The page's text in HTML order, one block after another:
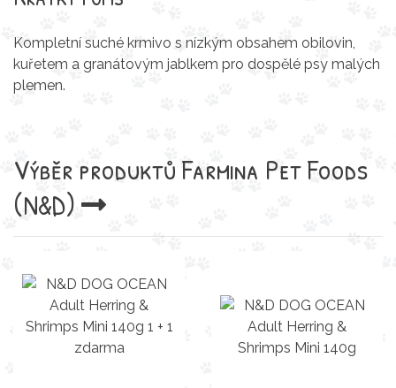
Kompletní suché krmivo s nízkým obsahem obilovin,
kuřetem a granátovým jablkem pro dospělé psy malých
plemen.
Výběr produktůFarmina Pet Foods
(N&D)